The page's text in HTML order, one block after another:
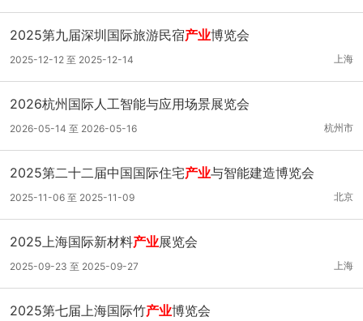
2025第九届深圳国际旅游民宿产业博览会
上海
2025-12-12 至 2025-12-14
2026杭州国际人工智能与应用场景展览会
杭州市
2026-05-14 至 2026-05-16
2025第二十二届中国国际住宅产业与智能建造博览会
北京
2025-11-06 至 2025-11-09
2025上海国际新材料产业展览会
上海
2025-09-23 至 2025-09-27
2025第七届上海国际竹产业博览会